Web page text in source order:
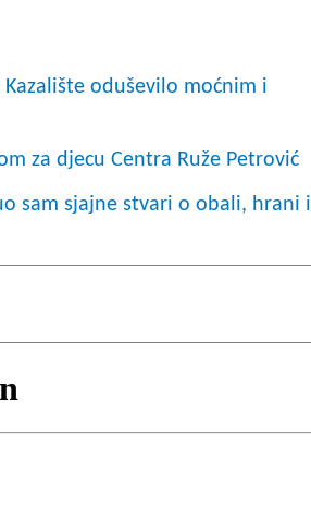
Kazalište oduševilo moćnim i
za djecu Centra Ruže Petrović
sam sjajne stvari o obali, hrani i